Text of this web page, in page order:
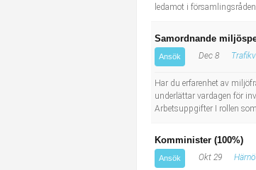
ledamot i
Samordnande
Ansök Dec 8
Har du erfarenhet av
underlättar vardagen för
Arbetsuppgifter I rollen
Komminister (100%)
Ansök Okt 29